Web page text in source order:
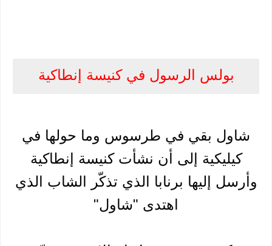
بولس الرسول في كنيسة إنطاكية
شاول بقي في طرسوس وما حولها في
كيليكية إلى أن نشأت كنيسة إنطاكية
وأرسل إليها برنابا الذي تذكّر الشاب الذي
اهتدى "شاول"